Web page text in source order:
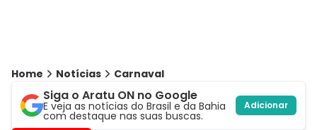
Home Notícias Carnaval
Siga o Aratu ON no Google
E veja as notícias do Brasil e da Bahia
com destaque nas suas buscas.
Adicionar